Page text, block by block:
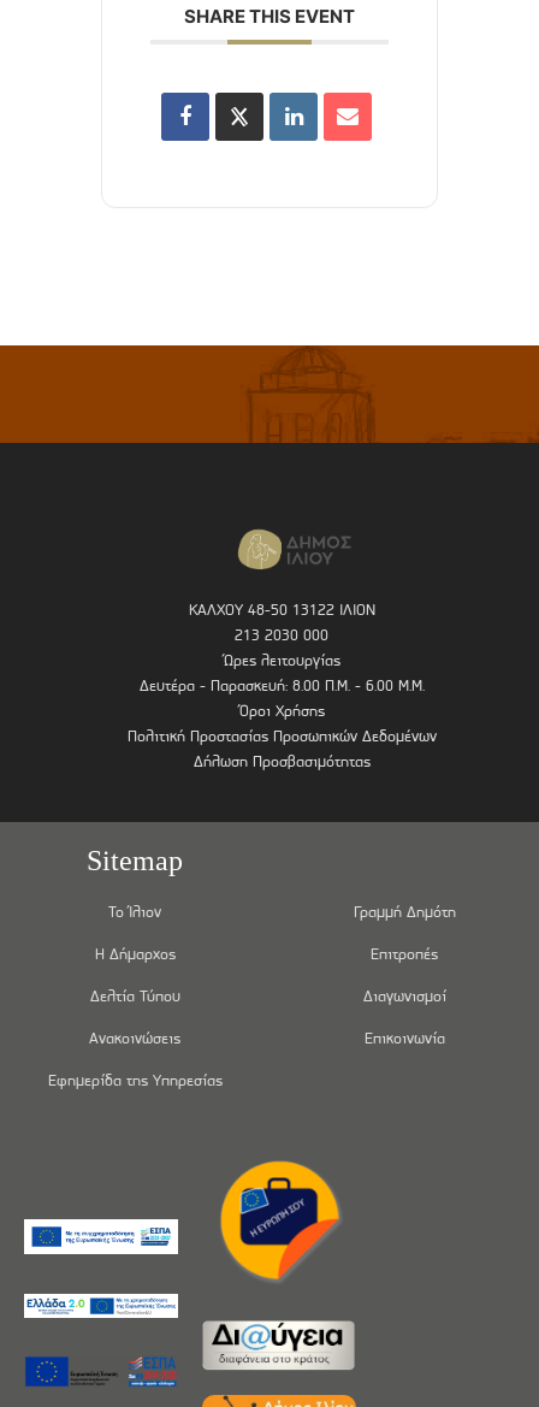
SHARE THIS EVENT
ΚΑΛΧΟΥ 48-50 13122 ΙΛΙΟΝ
213 2030 000
Ώρες λειτουργίας
Δευτέρα - Παρασκευή: 8.00 Π.Μ. - 6.00 Μ.Μ.
Όροι Χρήσης
Πολιτική Προστασίας Προσωπικών Δεδομένων
Δήλωση Προσβασιμότητας
Sitemap
Το Ίλιον
Η Δήμαρχος
Δελτία Τύπου
Ανακοινώσεις
Εφημερίδα της Υπηρεσίας
Γραμμή Δημότη
Επιτροπές
Διαγωνισμοί
Επικοινωνία